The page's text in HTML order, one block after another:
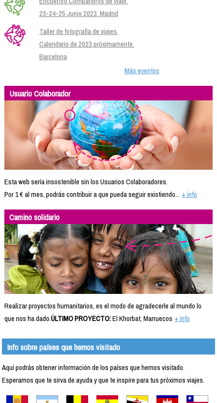
23-24-25 Junio 2023. Madrid
Taller de fotografía de viajes.
Calendario de 2023 próximamente.
Barcelona
Más eventos
Usuario Colaborador
Esta web sería insostenible sin los Usuarios Colaboradores.
Por 1 € al mes, podrás contribuir a que pueda seguir existiendo... + info
Camino solidario
Realizar proyectos humanitarios, es el modo de agradecerle al mundo lo
que nos ha dado.ÚLTIMO PROYECTO:El Khorbat, Marruecos + info
Info sobre países que hemos visitado
Aquí podrás obtener información de los países que hemos visitado.
Esperamos que te sirva de ayuda y que te inspire para tus próximos viajes.